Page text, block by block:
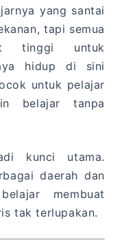
yang santai
tapi semua
tinggi untuk
hidup di sini
untuk pelajar
belajar tanpa
kunci utama.
daerah dan
membuat
tak terlupakan.